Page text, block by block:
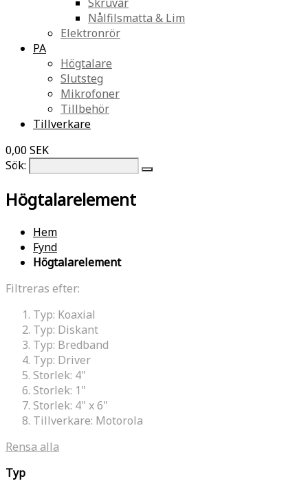
Nålfilsmatta & Lim
Elektronrör
PA
Högtalare
Slutsteg
Mikrofoner
Tillbehör
Tillverkare
0,00 SEK
Sök:
Högtalarelement
Hem
Fynd
Högtalarelement
Filtreras efter:
Typ: Koaxial
Typ: Diskant
Typ: Bredband
Typ: Driver
Storlek: 4"
Storlek: 1"
Storlek: 4" x 6"
Tillverkare: Motorola
Rensa alla
Typ